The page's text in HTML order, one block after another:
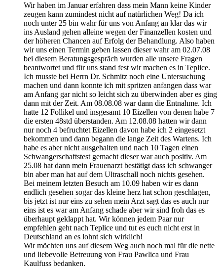
Wir haben im Januar erfahren dass mein Mann keine Kinder
zeugen kann zumindest nicht auf natürlichen Weg! Da ich
noch unter 25 bin wahr für uns von Anfang an klar das wir
ins Ausland gehen alleine wegen der Finanzellen kosten und
der höheren Chancen auf Erfolg der Behandlung. Also haben
wir uns einen Termin geben lassen dieser wahr am 02.07.08
bei diesem Beratungsgespräch wurden alle unsere Fragen
beantwortet und für uns stand fest wir machen es in Teplice.
Ich musste bei Herrn Dr. Schmitz noch eine Untersuchung
machen und dann konnte ich mit spritzen anfangen dass war
am Anfang gar nicht so leicht sich zu überwinden aber es ging
dann mit der Zeit. Am 08.08.08 war dann die Entnahme. Ich
hatte 12 Follikel und insgesamt 10 Eizellen von denen habe 7
die ersten 48std überstanden. Am 12.08.08 hatten wir dann
nur noch 4 befruchtet Eizellen davon habe ich 2 eingesetzt
bekommen und dann begann die lange Zeit des Wartens. Ich
habe es aber nicht ausgehalten und nach 10 Tagen einen
Schwangerschaftstest gemacht dieser war auch positiv. Am
25.08 hat dann mein Frauenarzt bestätigt dass ich schwanger
bin aber man hat auf dem Ultraschall noch nichts gesehen.
Bei meinem letzten Besuch am 10.09 haben wir es dann
endlich gesehen sogar das kleine herz hat schon geschlagen,
bis jetzt ist nur eins zu sehen mein Arzt sagt das es auch nur
eins ist es war am Anfang schade aber wir sind froh das es
überhaupt geklappt hat. Wir können jedem Paar nur
empfehlen geht nach Teplice und tut es euch nicht erst in
Deutschland an es lohnt sich wirklich!
Wir möchten uns auf diesem Weg auch noch mal für die nette
und liebevolle Betreuung von Frau Pawlica und Frau
Kaulfuss bedanken.